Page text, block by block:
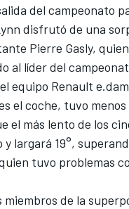
del campeonato
disfrutó de una
Pierre Gasly,
al líder del
equipo Renault
el coche, tuvo
el más lento de los
largará 19°,
tuvo problemas
miembros de la